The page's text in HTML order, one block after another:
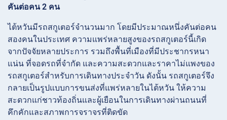
คันต่อคน 2 คน
ไต้หวันมีรถสกูเตอร์จำนวนมาก โดยมีประมาณหนึ่งคันต่อคน
สองคนในประเทศ ความแพร่หลายสูงของรถสกูเตอร์นี้เกิด
จากปัจจัยหลายประการ รวมถึงพื้นที่เมืองที่มีประชากรหนา
แน่น ที่จอดรถที่จำกัด และความสะดวกและราคาไม่แพงของ
รถสกูเตอร์สำหรับการเดินทางประจำวัน ดังนั้น รถสกูเตอร์จึง
กลายเป็นรูปแบบการขนส่งที่แพร่หลายในไต้หวัน ให้ความ
สะดวกแก่ชาวท้องถิ่นและผู้เยือนในการเดินทางผ่านถนนที่
คึกคักและสภาพการจราจรที่ติดขัด